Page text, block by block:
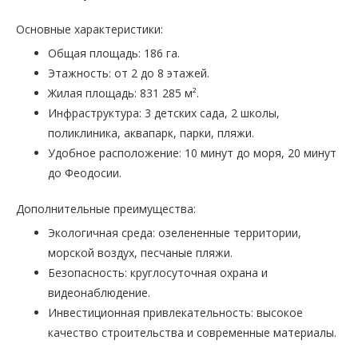
Основные характеристики:
Общая площадь: 186 га.
Этажность: от 2 до 8 этажей.
Жилая площадь: 831 285 м².
Инфраструктура: 3 детских сада, 2 школы,
поликлиника, аквапарк, парки, пляжи.
Удобное расположение: 10 минут до моря, 20 минут
до Феодосии.
Дополнительные преимущества:
Экологичная среда: озелененные территории,
морской воздух, песчаные пляжи.
Безопасность: круглосуточная охрана и
видеонаблюдение.
Инвестиционная привлекательность: высокое
качество строительства и современные материалы.